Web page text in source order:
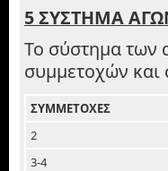
5 ΣΥΣΤΗΜΑ
Το σύστημα των
συμμετοχών
ΣΥΜΜΕΤΟΧΕΣ
2
3-4